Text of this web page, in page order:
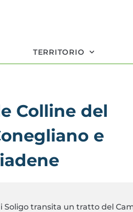
TERRITORIO
Colline del
e
Soligo transita un tratto del